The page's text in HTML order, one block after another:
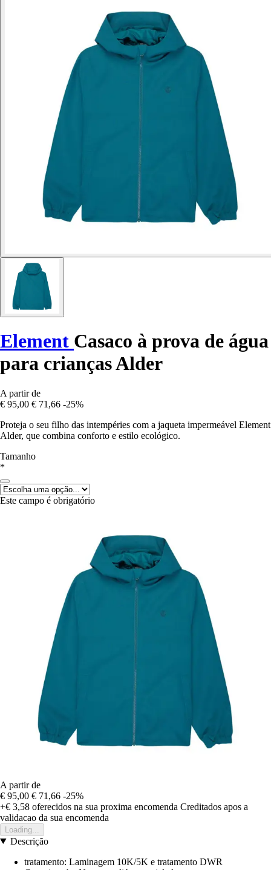
Element Casaco à prova de água
para crianças Alder
A partir de
€ 95,00 € 71,66 -25%
Proteja o seu filho das intempéries com a jaqueta impermeável Element
Alder, que combina conforto e estilo ecológico.
Tamanho
*
Este campo é obrigatório
A partir de
€ 95,00 € 71,66 -25%
+€ 3,58 oferecidos na sua proxima encomenda Creditados apos a
validacao da sua encomenda
Loading...
Descrição
tratamento: Laminagem 10K/5K e tratamento DWR